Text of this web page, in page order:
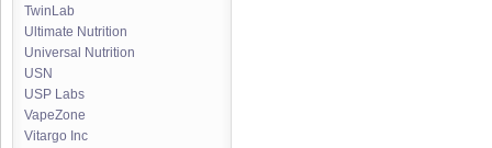
TwinLab
Ultimate Nutrition
Universal Nutrition
USN
USP Labs
VapeZone
Vitargo Inc